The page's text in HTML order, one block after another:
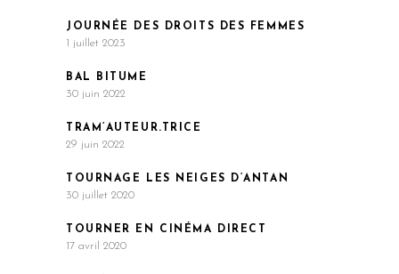
JOURNÉE DES DROITS DES FEMMES
1 juillet 2023
BAL BITUME
30 juin 2022
TRAM’AUTEUR.TRICE
29 juin 2022
TOURNAGE LES NEIGES D’ANTAN
30 juillet 2020
TOURNER EN CINÉMA DIRECT
17 avril 2020